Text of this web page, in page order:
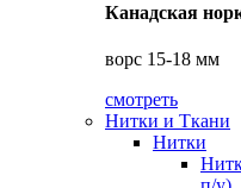
Канадская
ворс 15-18 мм
смотреть
Нитки и Ткани
Нитки